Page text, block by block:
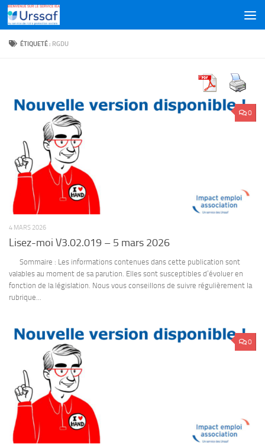
Skip to content
ÉTIQUETÉ : RGDU
0
4 MARS 2026
Lisez-moi V3.02.019 – 5 mars 2026
Sommaire : Les informations contenues dans cette publication sont
valables au moment de sa parution. Elles sont susceptibles d’évoluer en
fonction de la législation. Nous vous conseillons de suivre régulièrement la
rubrique...
0